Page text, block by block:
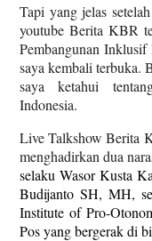
Tapi yang jelas
youtube Berita KBR
Pembangunan
saya kembali terbuka.
saya ketahui
Indonesia.
Live Talkshow Berita
menghadirkan dua
selaku Wasor Kusta
Budijanto SH, MH,
Institute of Pro-
Pos yang bergerak di